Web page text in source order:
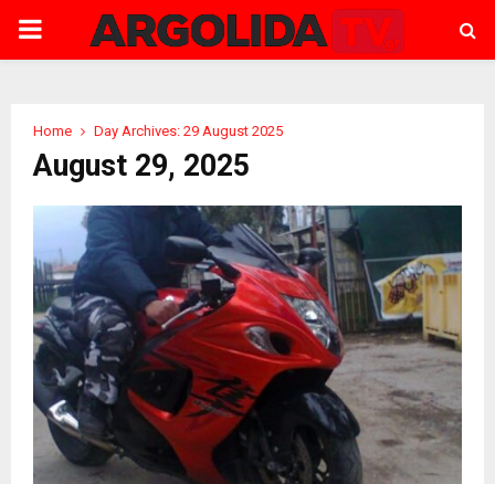
PRIMARY
Home Day Archives: 29 August 2025
August 29, 2025